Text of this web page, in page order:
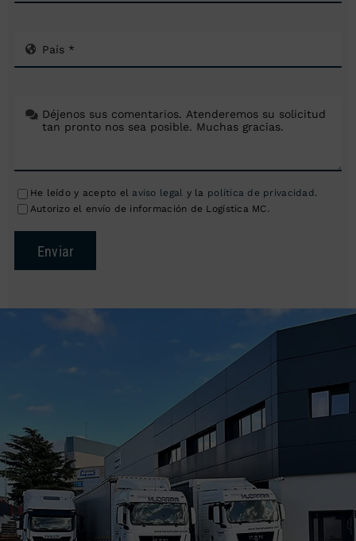
He leído y acepto el aviso legal y la política de privacidad .
Autorizo el envío de información de Logística MC.
Enviar